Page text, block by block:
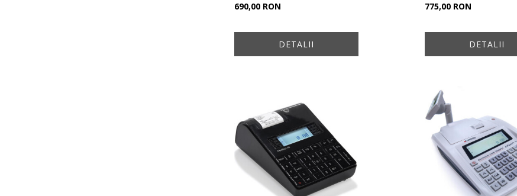
690,00 RON
DETALII
775,00 RON
DETALII